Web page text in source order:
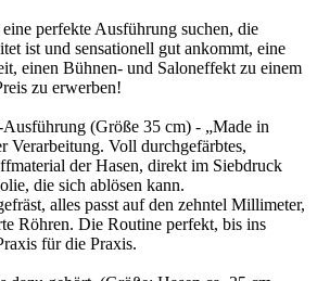
perfekte Ausführung suchen, die
ist und sensationell gut ankommt, eine
einen Bühnen- und Saloneffekt zu einem
zu erwerben!
(Größe 35 cm) - „Made in
Verarbeitung. Voll durchgefärbtes,
der Hasen, direkt im Siebdruck
die sich ablösen kann.
alles passt auf den zehntel Millimeter,
Röhren. Die Routine perfekt, bis ins
für die Praxis.